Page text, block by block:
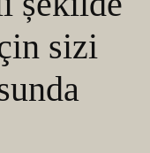
sizi